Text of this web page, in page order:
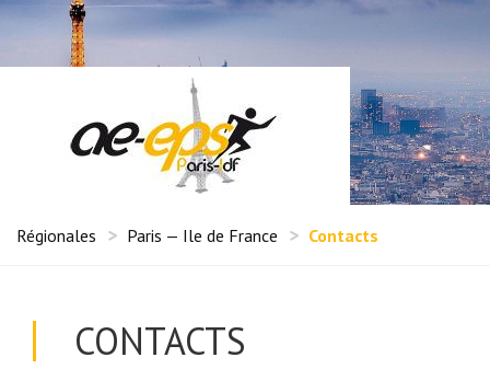
Régionales Paris — Ile de France Contacts
CONTACTS